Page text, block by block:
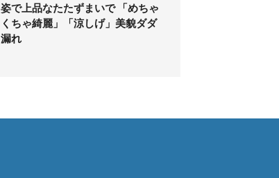
姿で上品なたたずまいで 「めちゃ
くちゃ綺麗」「涼しげ」美貌ダダ
漏れ